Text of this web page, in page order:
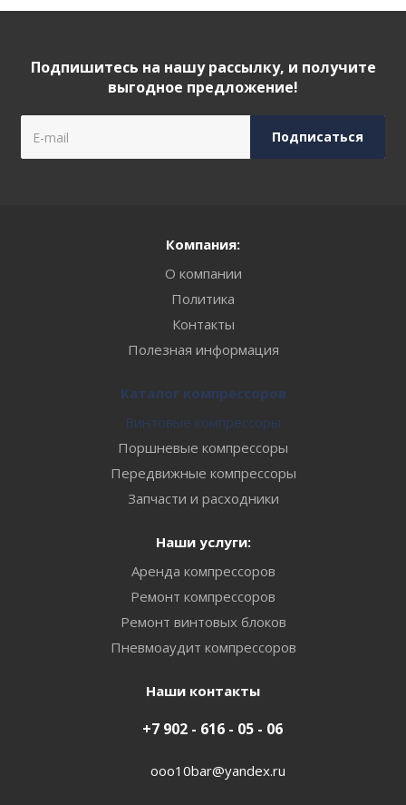
Подпишитесь на нашу рассылку, и получите
выгодное предложение!
Компания:
О компании
Политика
Контакты
Полезная информация
Каталог компрессоров
Винтовые компрессоры
Поршневые компрессоры
Передвижные компрессоры
Запчасти и расходники
Наши услуги:
Аренда компрессоров
Ремонт компрессоров
Ремонт винтовых блоков
Пневмоаудит компрессоров
Наши контакты
+7 902 - 616 - 05 - 06
ooo10bar@yandex.ru